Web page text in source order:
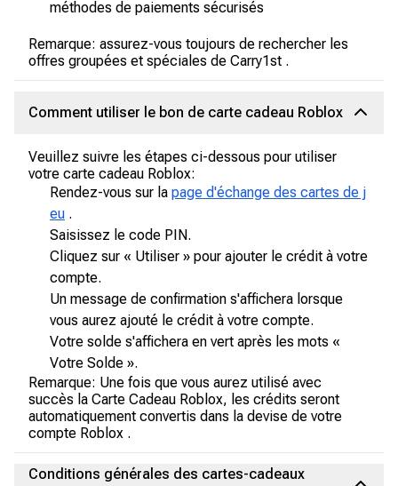
méthodes de paiements sécurisés
Remarque: assurez-vous toujours de rechercher les
offres groupées et spéciales de Carry1st .
Comment utiliser le bon de carte cadeau Roblox
Veuillez suivre les étapes ci-dessous pour utiliser
votre carte cadeau Roblox:
Rendez-vous sur la page d'échange des cartes de j
eu .
Saisissez le code PIN.
Cliquez sur « Utiliser » pour ajouter le crédit à votre
compte.
Un message de confirmation s'affichera lorsque
vous aurez ajouté le crédit à votre compte.
Votre solde s'affichera en vert après les mots «
Votre Solde ».
Remarque: Une fois que vous aurez utilisé avec
succès la Carte Cadeau Roblox, les crédits seront
automatiquement convertis dans la devise de votre
compte Roblox .
Conditions générales des cartes-cadeaux